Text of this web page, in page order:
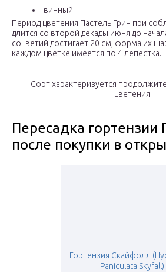
винный.
Период цветения Пастель Грин при
длится со второй декады июня до
соцветий достигает 20 см, форма их
каждом цветке имеется по 4 лепестка.
Сорт характеризуется
цветения
Пересадка гортензии
после покупки в
Гортензия Скайфолл
Paniculata Skyfall)